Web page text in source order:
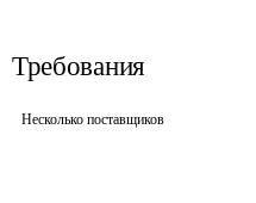
Требования
Несколько поставщиков